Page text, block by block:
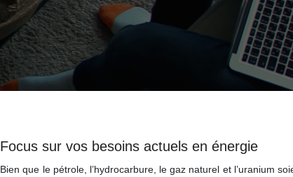
Focus sur vos besoins actuels en énergie
Bien que le pétrole, l’hydrocarbure, le gaz naturel et l’uranium